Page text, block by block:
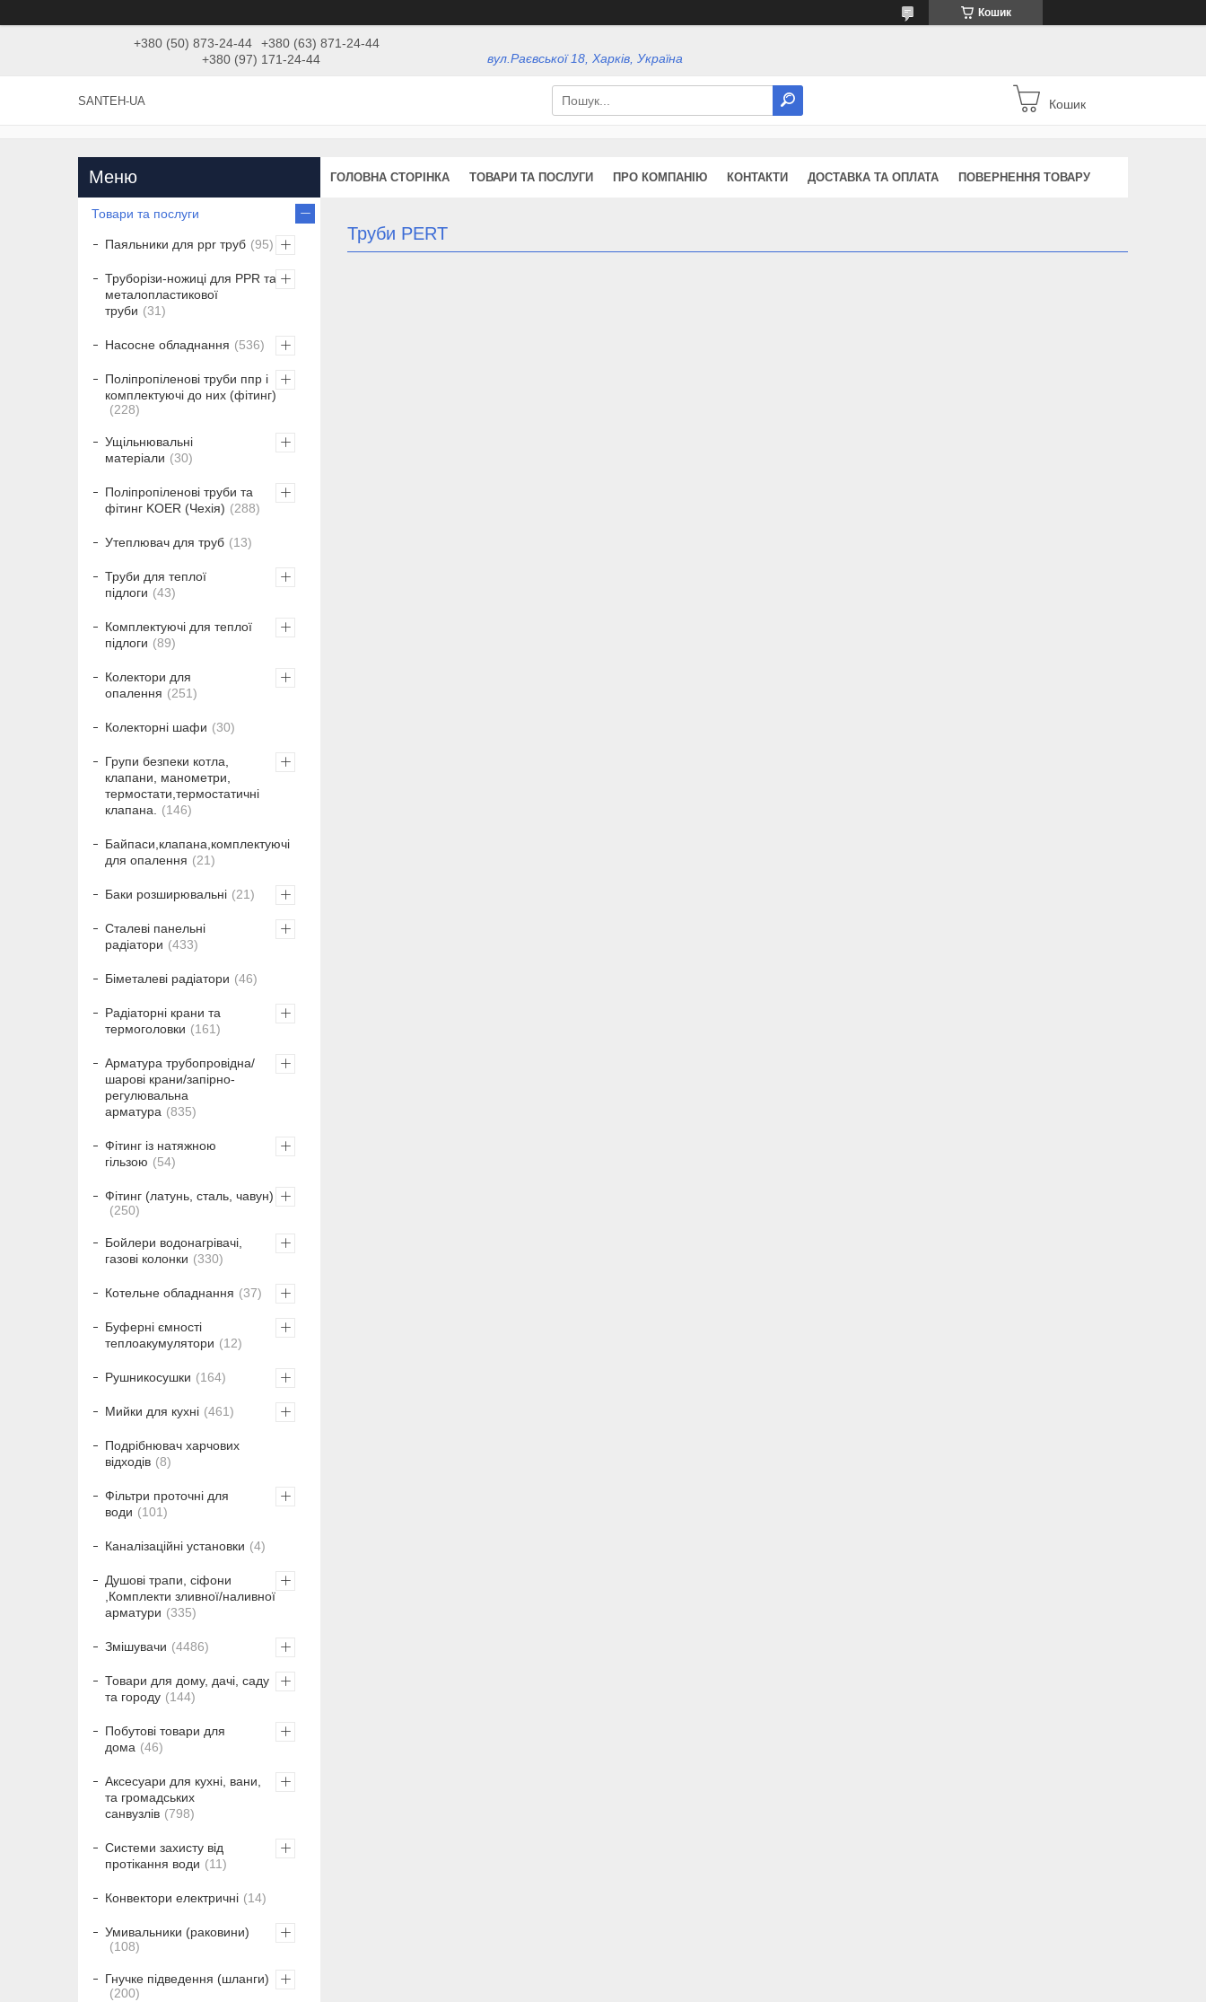
Кошик
+380 (50) 873-24-44
+380 (63) 871-24-44
+380 (97) 171-24-44
вул.Раєвської 18, Харків, Україна
SANTEH-UA Кошик
ГОЛОВНА СТОРІНКА ТОВАРИ ТА ПОСЛУГИ ПРО КОМПАНІЮ КОНТАКТИ ДОСТАВКА ТА ОПЛАТА ПОВЕРНЕННЯ ТОВАРУ
Труби PERT
Товари та послуги
Паяльники для ppr труб 95
Труборізи-ножиці для PPR та
металопластикової
труби
31
Насосне обладнання 536
Поліпропіленові труби ппр і
комплектуючі до них (фітинг)
228
Ущільнювальні
матеріали
30
Поліпропіленові труби та
фітинг KOER (Чехія)
288
Утеплювач для труб 13
Труби для теплої
підлоги
43
Комплектуючі для теплої
підлоги
89
Колектори для
опалення
251
Колекторні шафи 30
Групи безпеки котла,
клапани, манометри,
термостати,термостатичні
клапана.
146
Байпаси,клапана,комплектуючі
для опалення
21
Баки розширювальні 21
Сталеві панельні
радіатори
433
Біметалеві радіатори 46
Радіаторні крани та
термоголовки
161
Арматура трубопровідна/
шарові крани/запірно-
регулювальна
арматура
835
Фітинг із натяжною
гільзою
54
Фітинг (латунь, сталь, чавун)
250
Бойлери водонагрівачі,
газові колонки
330
Котельне обладнання 37
Буферні ємності
теплоакумулятори
12
Рушникосушки 164
Мийки для кухні 461
Подрібнювач харчових
відходів
8
Фільтри проточні для
води
101
Каналізаційні установки 4
Душові трапи, сіфони
,Комплекти зливної/наливної
арматури
335
Змішувачи 4486
Товари для дому, дачі, саду
та городу
144
Побутові товари для
дома
46
Аксесуари для кухні, вани,
та громадських
санвузлів
798
Системи захисту від
протікання води
11
Конвектори електричні 14
Умивальники (раковини)
108
Гнучке підведення (шланги)
200